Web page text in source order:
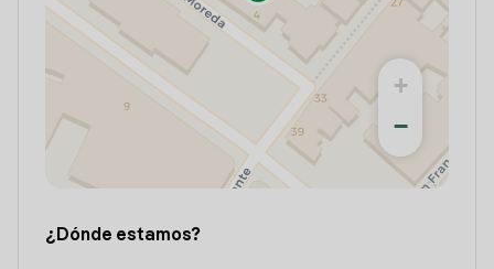
+
−
¿Dónde estamos?